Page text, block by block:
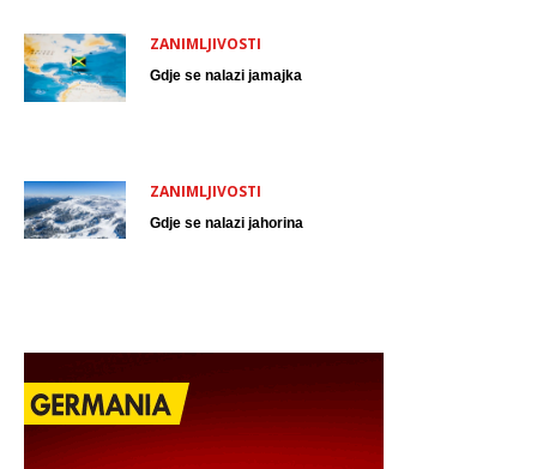
ZANIMLJIVOSTI
Gdje se nalazi jamajka
ZANIMLJIVOSTI
Gdje se nalazi jahorina